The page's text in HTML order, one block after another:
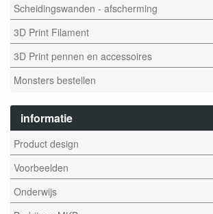
Scheidingswanden - afscherming
3D Print Filament
3D Print pennen en accessoires
Monsters bestellen
informatie
Product design
Voorbeelden
Onderwijs